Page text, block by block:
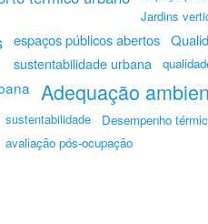
Jardins
espaços públicos abertos
sustentabilidade urbana
Adequação
sustentabilidade
Desempenho
avaliação pós-ocupação